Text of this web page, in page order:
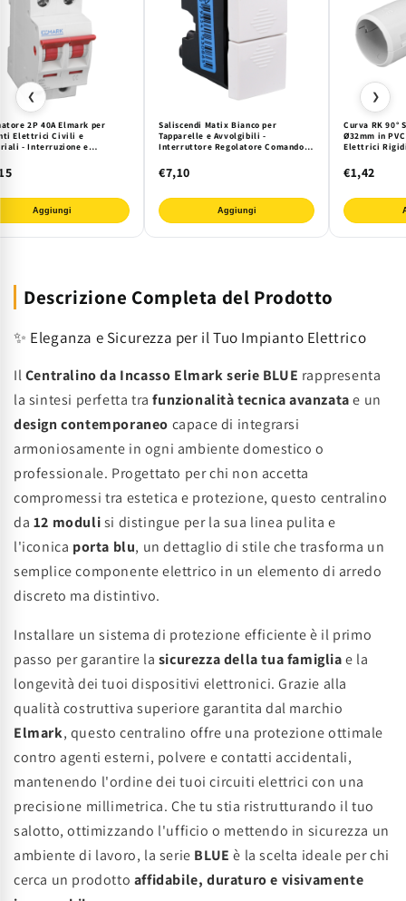
❮
2P 40A Elmark per
Elettrici Civili e
- Interruzione e
Aggiungi
Saliscendi Matix Bianco per
Tapparelle e Avvolgibili -
Interruttore Regolatore Comando a
- Serie Matix Mapam
€7,10
Aggiungi
Curva RK
Ø32mm in
Elettrici Rigidi
Installazioni
€1,42
❯
Descrizione Completa del Prodotto
✨ Eleganza e Sicurezza per il Tuo Impianto Elettrico
IlCentralino da Incasso Elmark serie BLUE rappresenta
la sintesi perfetta trafunzionalità tecnica avanzatae un
design contemporaneo capace di integrarsi
armoniosamente in ogni ambiente domestico o
professionale. Progettato per chi non accetta
compromessi tra estetica e protezione, questo centralino
da 12 modulisi distingue per la sua linea pulita e
l'iconica porta blu, un dettaglio di stile che trasforma un
semplice componente elettrico in un elemento di arredo
discreto ma distintivo.
Installare un sistema di protezione efficiente è il primo
passo per garantire la sicurezza della tua famigliae la
longevità dei tuoi dispositivi elettronici. Grazie alla
qualità costruttiva superiore garantita dal marchio
Elmark, questo centralino offre una protezione ottimale
contro agenti esterni, polvere e contatti accidentali,
mantenendo l'ordine dei tuoi circuiti elettrici con una
precisione millimetrica. Che tu stia ristrutturando il tuo
salotto, ottimizzando l'ufficio o mettendo in sicurezza un
ambiente di lavoro, la serie BLUE è la scelta ideale per chi
cerca un prodotto affidabile, duraturo e visivamente